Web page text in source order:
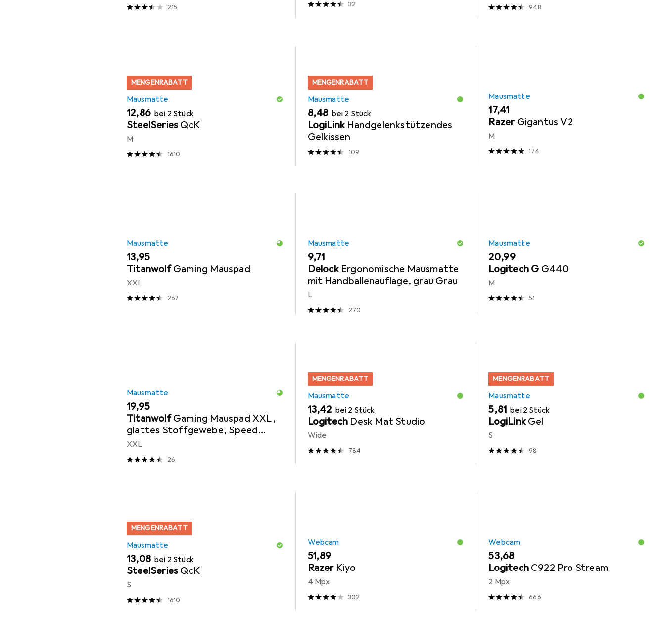
215 32 948
MENGENRABATT
Mausmatte
EUR
12,86 bei 2 Stück
SteelSeries QcK
M
1610
MENGENRABATT
Mausmatte
EUR
8,48 bei 2 Stück
LogiLink Handgelenkstützendes
Gelkissen
109
Mausmatte
EUR
17,41
Razer Gigantus V2
M
174
Mausmatte
EUR
13,95
Titanwolf Gaming Mauspad
XXL
267
Mausmatte
EUR
9,71
Delock Ergonomische Mausmatte
mit Handballenauflage, grau Grau
L
270
Mausmatte
EUR
20,99
Logitech G G440
M
51
Mausmatte
EUR
19,95
Titanwolf Gaming Mauspad XXL,
glattes Stoffgewebe, Speed
Mausmatte 900 x 400 mm grosse
Fläche, Topography
XXL
26
MENGENRABATT
Mausmatte
EUR
13,42 bei 2 Stück
Logitech Desk Mat Studio
Wide
784
MENGENRABATT
Mausmatte
EUR
5,81 bei 2 Stück
LogiLink Gel
S
98
MENGENRABATT
Mausmatte
EUR
13,08 bei 2 Stück
SteelSeries QcK
S
1610
Webcam
EUR
51,89
Razer Kiyo
4 Mpx
302
Webcam
EUR
53,68
Logitech C922 Pro Stream
2 Mpx
666